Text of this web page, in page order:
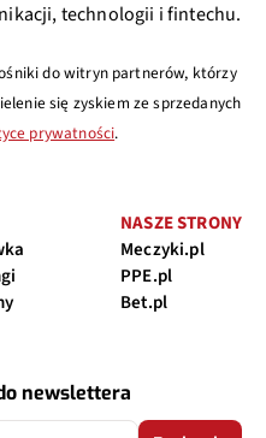
technologii i fintechu.
do witryn partnerów, którzy
się zyskiem ze sprzedanych
prywatności.
NASZE STRONY
Meczyki.pl
PPE.pl
Bet.pl
newslettera